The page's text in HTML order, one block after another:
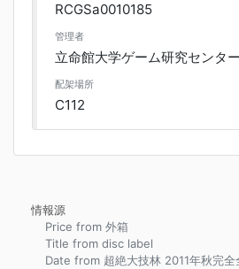
RCGSa0010185
管理者
立命館大学ゲーム研究センター
配架場所
C112
情報源
Price from 外箱
Title from disc label
Date from 超絶大技林 2011年秋完